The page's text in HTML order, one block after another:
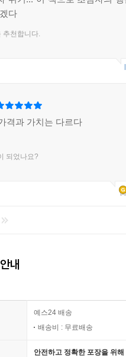
다
추천합니다.
격과 가치는 다르다
되었나요?
내
예스24 배송
배송비 : 무료배송
안전하고 정확한 포장을 위